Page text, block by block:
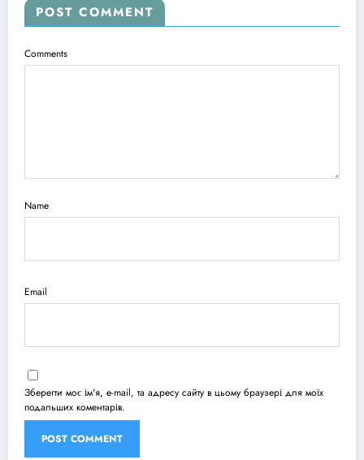
POST COMMENT
Comments
Name
Email
Зберегти моє ім'я, e-mail, та адресу сайту в цьому браузері для моїх
подальших коментарів.